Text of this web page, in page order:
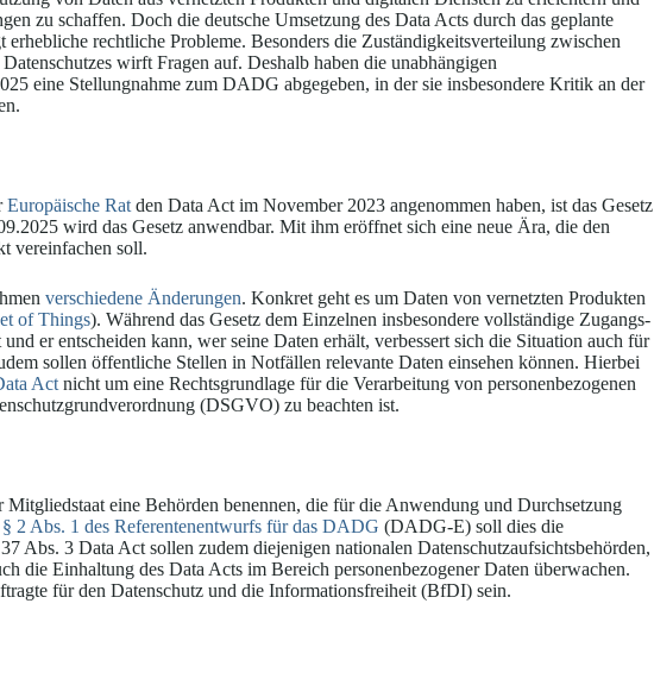
zu schaffen. Doch die deutsche Umsetzung des Data Acts durch das geplante
rechtliche Probleme. Besonders die Zuständigkeitsverteilung zwischen
wirft Fragen auf. Deshalb haben die unabhängigen
eine Stellungnahme zum DADG abgegeben, in der sie insbesondere Kritik an der
Europäische Rat den Data Act im November 2023 angenommen haben, ist das Gesetz
wird das Gesetz anwendbar. Mit ihm eröffnet sich eine neue Ära, die den
vereinfachen soll.
verschiedene Änderungen. Konkret geht es um Daten von vernetzten Produkten
of Things). Während das Gesetz dem Einzelnen insbesondere vollständige Zugangs-
er entscheiden kann, wer seine Daten erhält, verbessert sich die Situation auch für
sollen öffentliche Stellen in Notfällen relevante Daten einsehen können. Hierbei
Act nicht um eine Rechtsgrundlage für die Verarbeitung von personenbezogenen
(DSGVO) zu beachten ist.
eine Behörden benennen, die für die Anwendung und Durchsetzung
§ 2 Abs. 1 des Referentenentwurfs für das DADG (DADG-E) soll dies die
Abs. 3 Data Act sollen zudem diejenigen nationalen Datenschutzaufsichtsbehörden,
die Einhaltung des Data Acts im Bereich personenbezogener Daten überwachen.
für den Datenschutz und die Informationsfreiheit (BfDI) sein.